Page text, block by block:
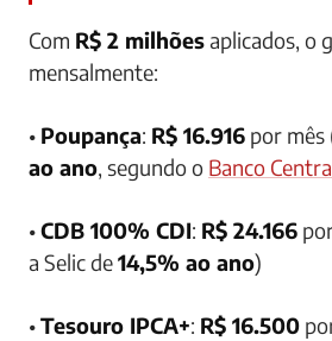
Com R$ 2 milhõesaplicados, o
mensalmente:
• Poupança: R$ 16.916 por mês
ao ano, segundo o Banco
•CDB 100% CDI: R$ 24.166
a Selic de14,5% ao ano)
•Tesouro IPCA+: R$ 16.500